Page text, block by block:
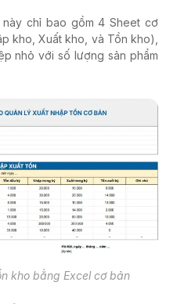
chỉ bao gồm 4 Sheet cơ
kho, Xuất kho, và Tồn kho),
nhỏ với số lượng sản phẩm
kho bằng Excel cơ bản